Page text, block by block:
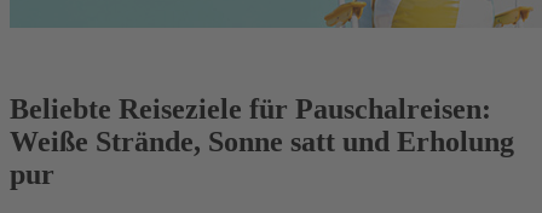
Beliebte Reiseziele für Pauschalreisen:
Weiße Strände, Sonne satt und Erholung
pur